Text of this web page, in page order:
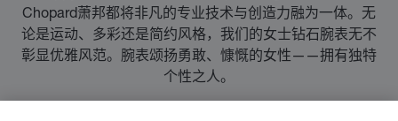
Chopard萧邦都将非凡的专业技术与创造力融为一体。无
论是运动、多彩还是简约风格，我们的女士钻石腕表无不
彰显优雅风范。腕表颂扬勇敢、慷慨的女性——拥有独特
个性之人。